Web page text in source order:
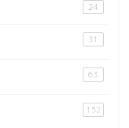
24
31
63
152